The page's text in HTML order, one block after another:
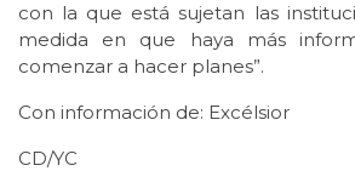
con la que está sujetan las
medida en que haya más
comenzar a hacer planes”.
Con información de: Excélsior
CD/YC